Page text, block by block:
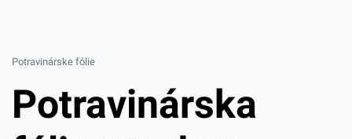
Potravinárske fólie
Potravinárska